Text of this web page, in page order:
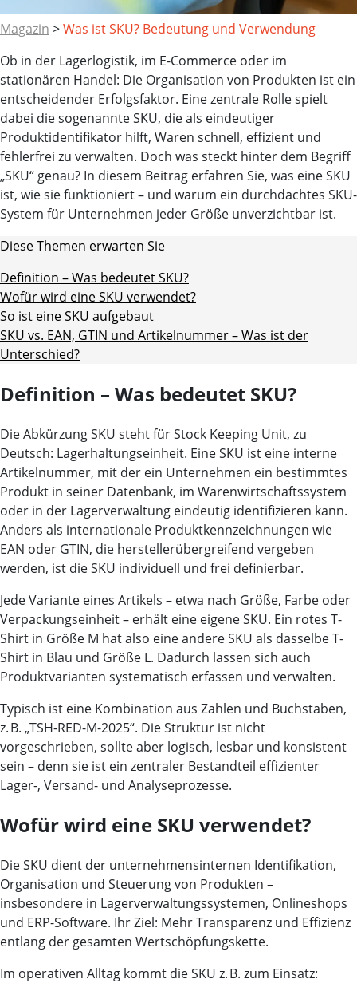
Magazin >Was ist SKU? Bedeutung und Verwendung
Ob in der Lagerlogistik, im E-Commerce oder im
stationären Handel: Die Organisation von Produkten ist ein
entscheidender Erfolgsfaktor. Eine zentrale Rolle spielt
dabei die sogenannteSKU, die als eindeutiger
Produktidentifikator hilft, Waren schnell, effizient und
fehlerfrei zu verwalten. Doch was steckt hinter dem Begriff
„SKU“ genau? In diesem Beitrag erfahren Sie, was eine SKU
ist, wie sie funktioniert – und warum ein durchdachtes SKU-
System für Unternehmen jeder Größe unverzichtbar ist.
Diese Themen erwarten Sie
Definition – Was bedeutet SKU?
Wofür wird eine SKU verwendet?
So ist eine SKU aufgebaut
SKU vs. EAN, GTIN und Artikelnummer – Was ist der
Unterschied?
Definition – Was bedeutet SKU?
Die AbkürzungSKU steht fürStock Keeping Unit, zu
Deutsch: Lagerhaltungseinheit. Eine SKU ist eine interne
Artikelnummer, mit der ein Unternehmen ein bestimmtes
Produkt in seiner Datenbank, im Warenwirtschaftssystem
oder in der Lagerverwaltung eindeutig identifizieren kann.
Anders als internationale Produktkennzeichnungen wie
EAN oder GTIN, die herstellerübergreifend vergeben
werden, ist die SKU individuell und frei definierbar.
Jede Variante eines Artikels – etwa nach Größe, Farbe oder
Verpackungseinheit – erhält eine eigene SKU. Ein rotes T-
Shirt in Größe M hat also eine andere SKU als dasselbe T-
Shirt in Blau und Größe L. Dadurch lassen sich auch
Produktvarianten systematisch erfassen und verwalten.
Typisch ist eine Kombination aus Zahlen und Buchstaben,
z. B. „TSH-RED-M-2025“. Die Struktur ist nicht
vorgeschrieben, sollte aber logisch, lesbar und konsistent
sein – denn sie ist ein zentraler Bestandteil effizienter
Lager-, Versand- und Analyseprozesse.
Wofür wird eine SKU verwendet?
Die SKU dient der unternehmensinternen Identifikation,
Organisation und Steuerung von Produkten –
insbesondere in Lagerverwaltungssystemen, Onlineshops
und ERP-Software. Ihr Ziel: Mehr Transparenz und Effizienz
entlang der gesamten Wertschöpfungskette.
Im operativen Alltag kommt die SKU z. B. zum Einsatz: